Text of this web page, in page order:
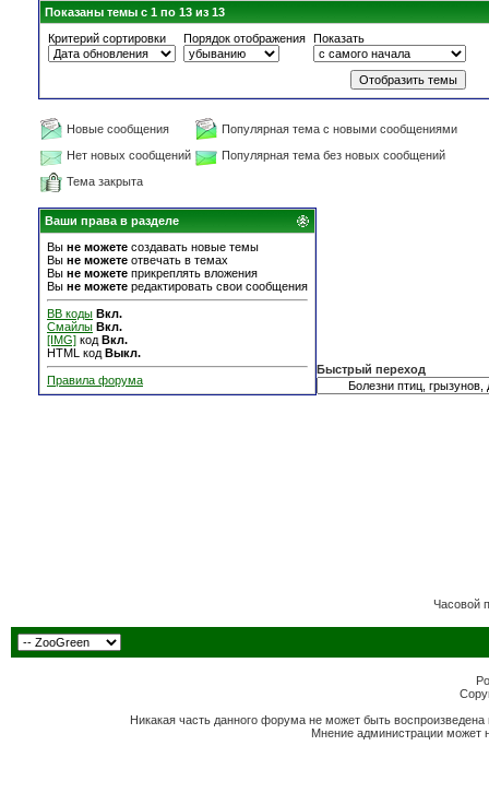
Показаны темы с 1 по 13 из 13
Критерий сортировки
Порядок отображения Показать
Новые сообщения
Популярная тема с новыми сообщениями
Нет новых сообщений
Популярная тема без новых сообщений
Тема закрыта
Ваши права в разделе
Вы не можете создавать новые темы
Вы не можете отвечать в темах
Вы не можете прикреплять вложения
Вы не можете редактировать свои сообщения
BB коды Вкл.
Смайлы Вкл.
[IMG] код Вкл.
HTML код Выкл.
Правила форума
Быстрый переход
Часовой
Никакая часть данного форума не может быть
Мнение администрации может